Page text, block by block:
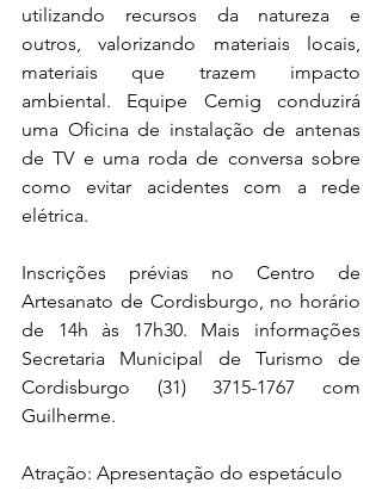
utilizando recursos da natureza e
outros, valorizando materiais locais,
materiais que trazem impacto
ambiental. Equipe Cemig conduzirá
uma Oficina de instalação de antenas
de TV e uma roda de conversa sobre
como evitar acidentes com a rede
elétrica.
Inscrições prévias no Centro de
Artesanato de Cordisburgo, no horário
de 14h às 17h30. Mais informações
Secretaria Municipal de Turismo de
Cordisburgo (31) 3715-1767 com
Guilherme.
Atração: Apresentação do espetáculo